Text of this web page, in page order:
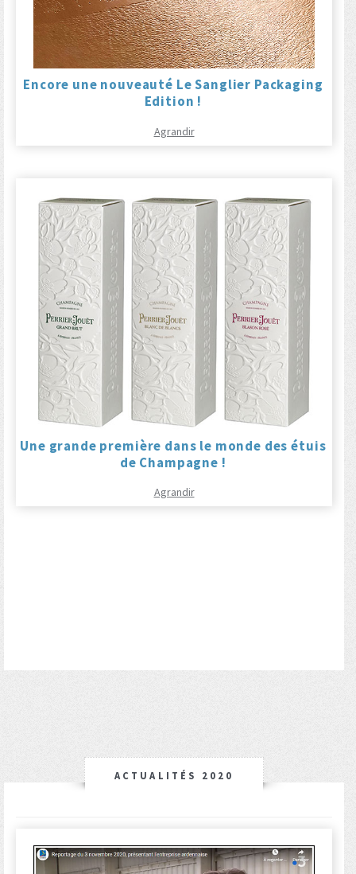
Encore une nouveauté Le Sanglier Packaging
Edition !
Agrandir
Une grande première dans le monde des étuis
de Champagne !
Agrandir
ACTUALITÉS 2020